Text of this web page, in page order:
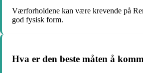
Værforholdene kan være krevende på
god fysisk form.
Hva er den beste måten å